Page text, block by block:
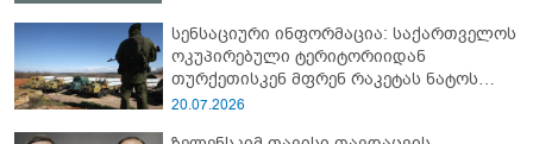
სენსაციური ინფორმაცია: საქართველოს
ოკუპირებული ტერიტორიიდან
თურქეთისკენ მფრენ რაკეტას ნატოს
სამიტი კინაღამ ჩაუშლია
20.07.2026